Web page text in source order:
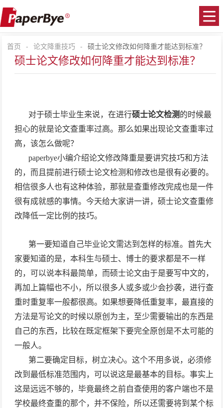
首页 - 论文降重技巧 - 硕士论文修改如何降重才能达到标准？
硕士论文修改如何降重才能达到标准？
对于硕士毕业生来说，在进行硕士论文检测的时候最
担心的就是论文查重率过高。那么如果出现论文查重率过
高，该怎么做呢？
paperbye小编介绍论文修改降重是要讲究技巧和方法
的，而且提前进行硕士论文检测和修改也是很有必要的。
相信很多人也有这种体验，那就是查重修改完成也是一件
很有成就感的事情。今天给大家讲一讲，硕士论文查重修
改降低一定比例的技巧。
第一要知道自己毕业论文需达到怎样的标准。首先大
家要知道的是，本科生与硕士、博士的要求都是不一样
的，可以说本科最简单，而硕士论文由于是要写中文的，
再加上篇幅也不小，所以很多人或多或少会抄袭，进行查
重时重复率一般都很高。如果想要降低重复率，最直接的
方法是写论文的时候以原创为主，至少需要输出的东西是
自己的东西，比较在既定框架下要完全原创是不太可能的
一般人。
第二要确定目标，树立决心。这个不用多说，必须修
改到最低标准范围内，可以说这是最基本的目标。事实上
这是远远不够的，毕竟最终之前自查使用的客户端也不是
学校最终查重的那个，并不保险，所以还需要将到某个标